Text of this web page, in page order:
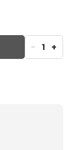
- 1 +